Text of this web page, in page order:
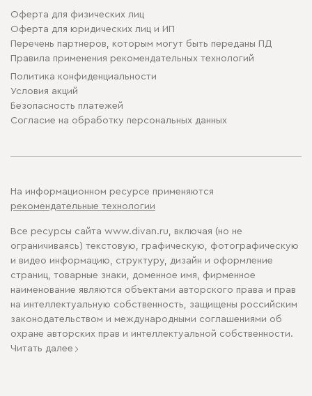
Оферта для физических лиц
Оферта для юридических лиц и ИП
Перечень партнеров, которым могут быть переданы ПД
Правила применения рекомендательных технологий
Политика конфиденциальности
Условия акций
Безопасность платежей
Cогласие на обработку персональных данных
На информационном ресурсе применяются
рекомендательные технологии
Все ресурсы сайта www.divan.ru, включая (но не
ограничиваясь) текстовую, графическую, фотографическую
и видео информацию, структуру, дизайн и оформление
страниц, товарные знаки, доменное имя, фирменное
наименование являются объектами авторского права и прав
на интеллектуальную собственность, защищены российским
законодательством и международными соглашениями об
охране авторских прав и интеллектуальной собственности.
Читать далее